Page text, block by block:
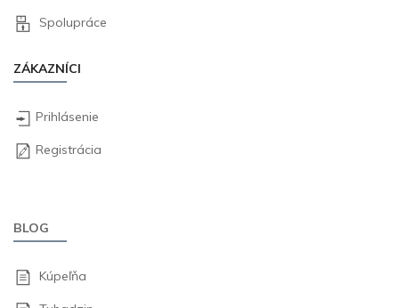
Spolupráce
ZÁKAZNÍCI
Prihlásenie
Registrácia
BLOG
Kúpeľňa